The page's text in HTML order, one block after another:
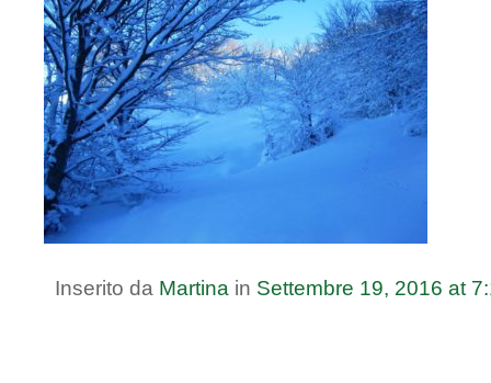
Inserito da Martina in Settembre 19, 2016 at